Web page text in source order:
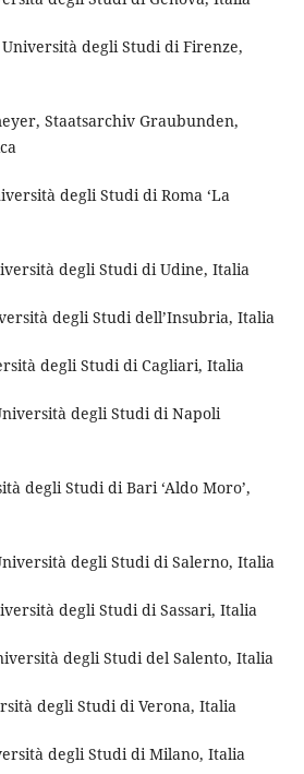
degli Studi di Firenze,
Staatsarchiv Graubunden,
degli Studi di Roma ‘La
degli Studi di Udine, Italia
degli Studi dell’Insubria, Italia
degli Studi di Cagliari, Italia
degli Studi di Napoli
degli Studi di Bari ‘Aldo Moro’,
degli Studi di Salerno, Italia
degli Studi di Sassari, Italia
degli Studi del Salento, Italia
degli Studi di Verona, Italia
degli Studi di Milano, Italia